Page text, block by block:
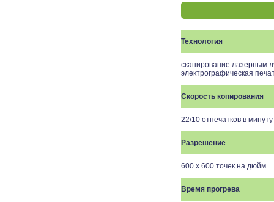
Технология
сканирование лазерным
электрографическая
Скорость копирования
22/10 отпечатков в
Разрешение
600 х 600 точек на дюйм
Время прогрева